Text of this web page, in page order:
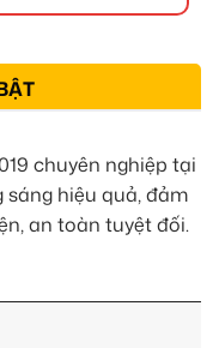
chuyên nghiệp tại
hiệu quả, đảm
an toàn tuyệt đối.